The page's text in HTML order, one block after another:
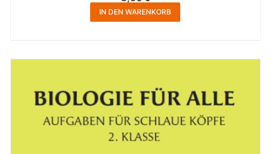
IN DEN WARENKORB